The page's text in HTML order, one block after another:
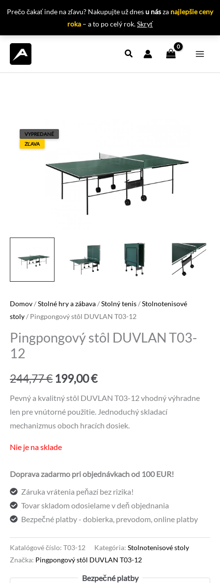
Prečo čakať inde na zľavu? Nakupujte už dnesu násza najlepšie ceny
roka – a to po celý rok.Skryť
Preskočiť
VYPREDANÉ
ZĽAVA
Domov/Stolné hry a zábava/Stolný tenis/Stolnotenisové
stoly/ Pingpongový stôl DUVLAN T03-12
Pingpongový stôl DUVLAN T03-
12
244,77€ Pôvodná
cena
bola:
199,00€Aktuálna
cena
je:
Pevný a kvalitný stôl DUVLAN T03-12 vhodný výhradne
len pre vnútorné použitie. Jednoduchý skladací
mechanizmus oboch hracích dosiek.
Nie je na sklade
Doprava zadarmo pri objednávkach od 100 EUR!
Záruka vrátenia peňazí bez rizika!
Tovar skladom odosielame v deň objednania
Bezpečné platby - dobierka, prevodom, online platby
Katalógové číslo: T03-12 Kategória: Stolnotenisové stoly
Značka: Pingpongový stôl DUVLAN T03-12
Bezpečné platby